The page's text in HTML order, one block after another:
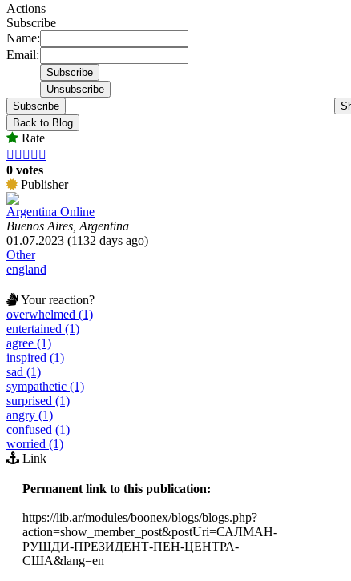
Actions
Subscribe
Name:
Email:
Subscribe
Back to Blog
Rate
    
0 votes
Publisher
Argentina Online
Buenos Aires, Argentina
01.07.2023 (1132 days ago)
Other
england
Your reaction?
overwhelmed (1)
entertained (1)
agree (1)
inspired (1)
sad (1)
sympathetic (1)
surprised (1)
angry (1)
confused (1)
worried (1)
Link
Permanent link to this publication:
https://lib.ar/modules/boonex/blogs/blogs.php?
action=show_member_post&postUri=САЛМАН-
РУШДИ-ПРЕЗИДЕНТ-ПЕН-ЦЕНТРА-
США&lang=en